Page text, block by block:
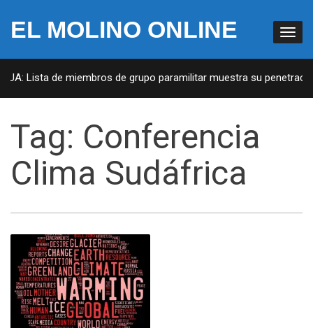
EL MOLINO ONLINE
Lista de miembros de grupo paramilitar muestra su
Tag: Conferencia
Clima Sudáfrica